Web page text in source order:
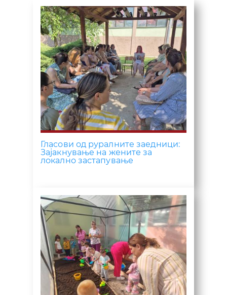
Гласови од руралните заедници:
Зајакнување на жените за
локално застапување